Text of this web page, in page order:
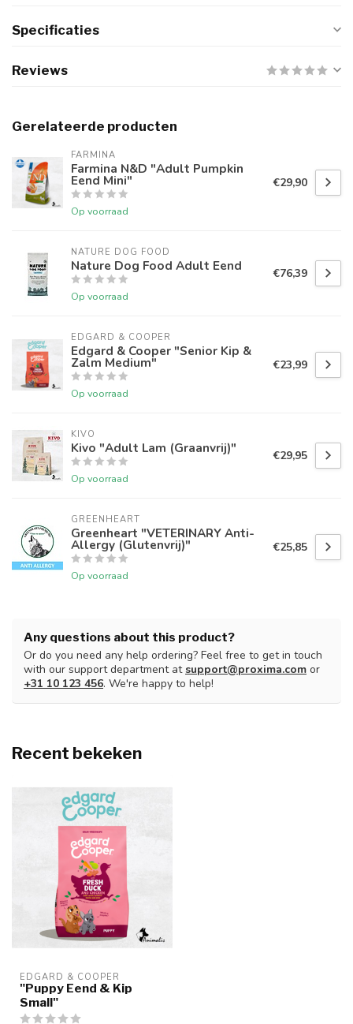
Specificaties
Reviews
Gerelateerde producten
FARMINA
Farmina N&D "Adult Pumpkin
Eend Mini"
Op voorraad
€29,90
NATURE DOG FOOD
Nature Dog Food Adult Eend
Op voorraad
€76,39
EDGARD & COOPER
Edgard & Cooper "Senior Kip &
Zalm Medium"
Op voorraad
€23,99
KIVO
Kivo "Adult Lam (Graanvrij)"
Op voorraad
€29,95
GREENHEART
Greenheart "VETERINARY Anti-
Allergy (Glutenvrij)"
Op voorraad
€25,85
Any questions about this product?
Or do you need any help ordering? Feel free to get in touch
with our support department atsupport@proxima.com or
+31 10 123 456. We're happy to help!
Recent bekeken
EDGARD & COOPER
"Puppy Eend & Kip
Small"